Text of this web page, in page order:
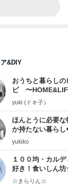
&DIY
おうちと暮らしの
ピ 〜
yuki (ドキ子）
ほんとうに必要な
か持たない暮ら
ep Life Simple◆
yukiko
１００均・カルデ
好き！食いしん
らりん☆のブログ
☆きらりん☆